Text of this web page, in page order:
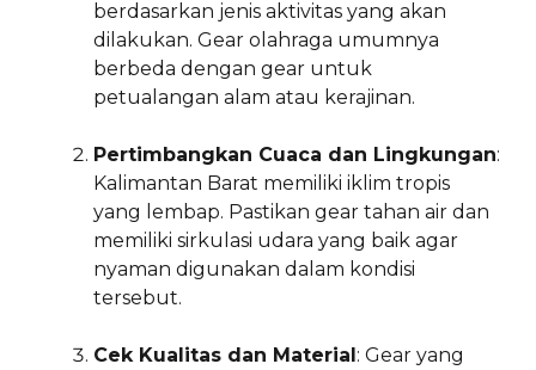
berdasarkan jenis aktivitas yang akan
dilakukan. Gear olahraga umumnya
berbeda dengan gear untuk
petualangan alam atau kerajinan.
Pertimbangkan Cuaca dan Lingkungan:
Kalimantan Barat memiliki iklim tropis
yang lembap. Pastikan gear tahan air dan
memiliki sirkulasi udara yang baik agar
nyaman digunakan dalam kondisi
tersebut.
Cek Kualitas dan Material: Gear yang